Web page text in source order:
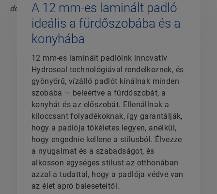
A 12 mm-es laminált padló
ideális a fürdőszobába és a
konyhába
12 mm-es laminált padlóink innovatív
Hydroseal technológiával rendelkeznek, és
gyönyörű, vízálló padlót kínálnak minden
szobába — beleértve a fürdőszobát, a
konyhát és az előszobát. Ellenállnak a
kiloccsant folyadékoknak, így garantálják,
hogy a padlója tökéletes legyen, anélkül,
hogy engednie kellene a stílusból. Élvezze
a nyugalmat és a szabadságot, és
alkosson egységes stílust az otthonában
azzal a tudattal, hogy a padlója védve van
az élet apró baleseteitől.